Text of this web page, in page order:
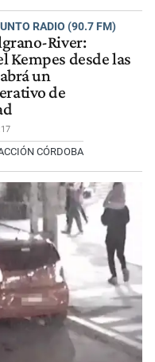
RADIO (90.7 FM)
River:
Kempes desde las
un
de
CÓRDOBA